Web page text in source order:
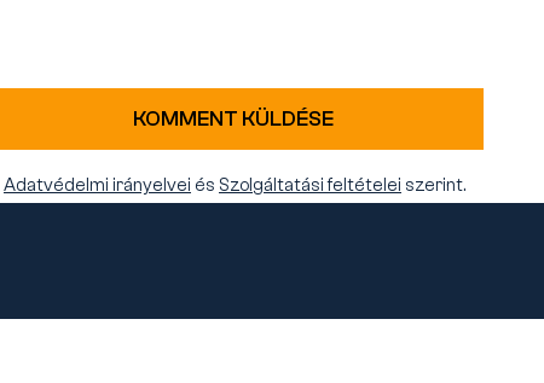
KOMMENT KÜLDÉSE
Adatvédelmi irányelvei és Szolgáltatási feltételei szerint.